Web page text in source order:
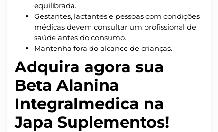
equilibrada.
Gestantes, lactantes e pessoas com condições
médicas devem consultar um profissional de
saúde antes do consumo.
Mantenha fora do alcance de crianças.
Adquira agora sua
Beta Alanina
Integralmedica na
Japa Suplementos!